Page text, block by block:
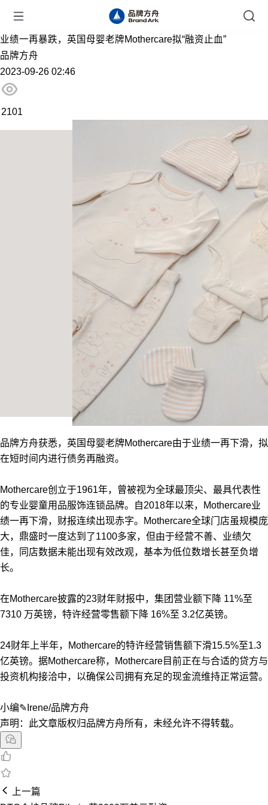
业绩一再暴跌，英国母婴老牌Mothercare拟“融资止血”
品牌方舟
2023-09-26 02:46
2101
品牌方舟获悉，英国母婴老牌Mothercare由于业绩一再下滑，拟
在短时间内进行债务再融资。
Mothercare创立于1961年，曾被视为全球最顶尖、最具代表性
的专业婴童用品服饰连锁品牌。自2018年以来，Mothercare业
绩一再下滑，财报连续出现赤字。Mothercare全球门店虽规模庞
大，鼎盛时一度达到了1100多家，但由于经营不善、业绩欠
佳，同店数据未能出现有效改观，基本为低位数增长甚至负增
长。
在Mothercare披露的23财年财报中，集团营业额下降 11%至
7310 万英镑，特许经营零售额下降 16%至 3.2亿英镑。
24财年上半年，Mothercare的特许经营销售额下滑15.5%至1.3
亿英镑。据Mothercare称，Mothercare目前正在与合适的贷方与
投资机构接洽中，以确保公司拥有充足的现金流维持正常运营。
小编✎Irene/品牌方舟
声明：此文章版权归品牌方舟所有，未经允许不得转载。
上一篇